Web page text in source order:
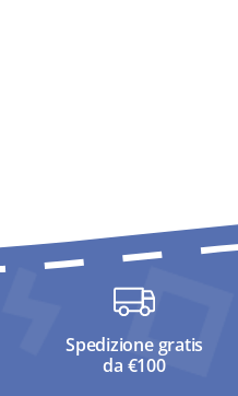
Spedizione gratis
da €100